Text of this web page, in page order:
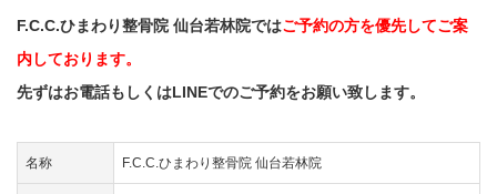
F.C.C.ひまわり整骨院 仙台若林院ではご予約の方を優先してご案
内しております。
先ずはお電話もしくはLINEでのご予約をお願い致します。
名称 F.C.C.ひまわり整骨院 仙台若林院